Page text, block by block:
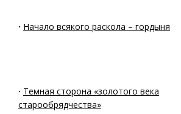
· Начало всякого раскола – гордыня
· Темная сторона «золотого века
старообрядчества»